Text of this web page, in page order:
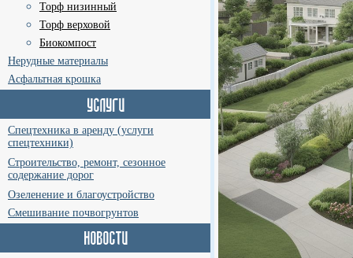
Торф низинный
Торф верховой
Биокомпост
Нерудные материалы
Асфальтная крошка
Спецтехника в аренду (услуги
спецтехники)
Строительство, ремонт, сезонное
содержание дорог
Озеленение и благоустройство
Смешивание почвогрунтов